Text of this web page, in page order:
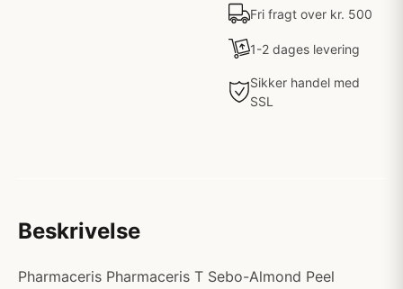
Fri fragt over kr. 500
1-2 dages levering
Sikker handel med
SSL
Beskrivelse
Pharmaceris Pharmaceris T Sebo-Almond Peel